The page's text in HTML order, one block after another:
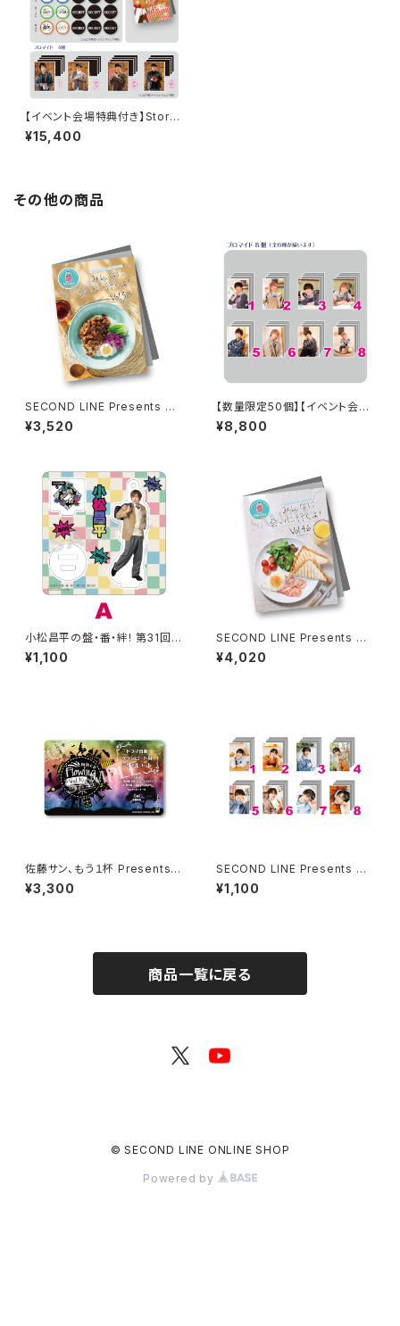
【イベント会場特典付き】Story
Teller 朗読・ギフト 第1回 グッ
ズセット
¥15,400
その他の商品
SECOND LINE Presents み
んなに会いに行くよ! 第38回 in
富山 パンフレット
¥3,520
【数量限定50個】【イベント会場
特典付き】SECOND LINE Pre
sents みんなに会いに行くよ!
¥8,800
小松昌平の盤・番・絆! 第31回、
第32回 アクリルスタンド A
¥1,100
SECOND LINE Presents み
んなに会いに行くよ! 第46回 in
静岡 パンフレット
¥4,020
佐藤サン、もう１杯 Presents
朗読CD Flowing Vol.10 ドラ
マ音源ダウンロード用シリアル
¥3,300
SECOND LINE Presents み
んなに会いに行くよ! 第43回 in
静岡 ブロマイド ※ランダム販
¥1,100
商品一覧に戻る
© SECOND LINE ONLINE SHOP
Powered by